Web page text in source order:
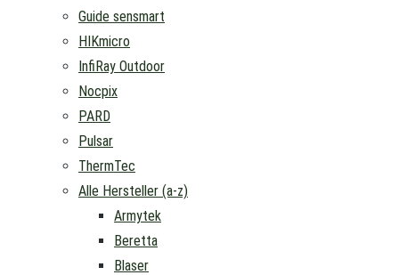
Guide sensmart
HIKmicro
InfiRay Outdoor
Nocpix
PARD
Pulsar
ThermTec
Alle Hersteller (a-z)
Armytek
Beretta
Blaser